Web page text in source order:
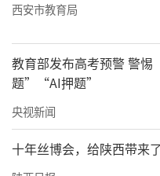
西安市教育局
教育部发布高考预警 警
题”“AI押题”
央视新闻
十年丝博会，给陕西带来